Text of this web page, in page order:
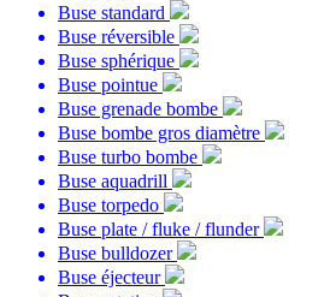
Buse standard
Buse réversible
Buse sphérique
Buse pointue
Buse grenade bombe
Buse bombe gros diamètre
Buse turbo bombe
Buse aquadrill
Buse torpedo
Buse plate / fluke / flunder
Buse bulldozer
Buse éjecteur